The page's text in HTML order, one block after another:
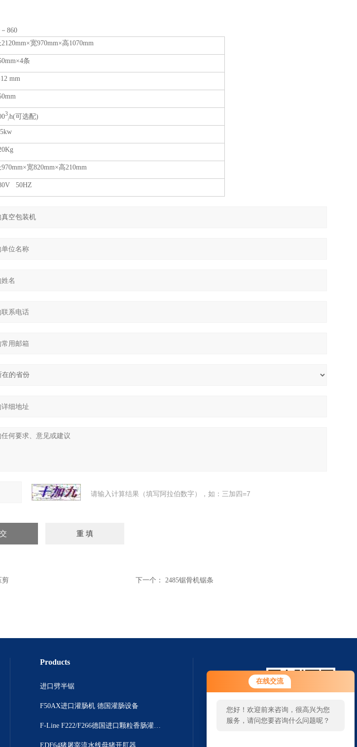
在线交流
您好！欢迎前来咨询，很高兴为您
服务，请问您要咨询什么问题呢？
860
宽970mm×高1070mm
条
mm
3
/h(可选配)
宽820mm×高210mm
50HZ
请输入计算结果（填写阿拉伯数字），如：三加四=7
剪 下一个： 2485锯骨机锯条
Products
进口劈半锯
F50AX进口灌肠机 德国灌肠设备
F-Line F222/F266德国进口颗粒香肠灌装机 灌肠设备
EDF64猪屠宰流水线母猪开肛器